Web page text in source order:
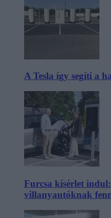
A Tesla így segíti a
Furcsa kísérlet
villanyautóknak